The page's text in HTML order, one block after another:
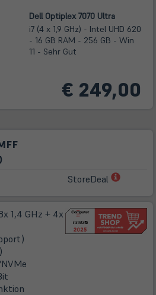
Dell Optiplex 7070 Ultra
i7 (4 x 1,9 GHz) - Intel UHD 620
- 16 GB RAM - 256 GB - Win
11 - Sehr Gut
€ 249,00
)
StoreDeal
(öffnet
Tab)
1,4 GHz + 4x